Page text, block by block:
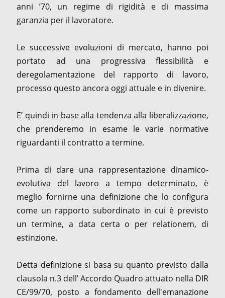
anni ’70, un regime di rigidità e di massima
garanzia per il lavoratore.
Le successive evoluzioni di mercato, hanno poi
portato ad una progressiva flessibilità e
deregolamentazione del rapporto di lavoro,
processo questo ancora oggi attuale e in divenire.
E’ quindi in base alla tendenza alla liberalizzazione,
che prenderemo in esame le varie normative
riguardanti il contratto a termine.
Prima di dare una rappresentazione dinamico-
evolutiva del lavoro a tempo determinato, è
meglio fornirne una definizione che lo configura
come un rapporto subordinato in cui è previsto
un termine, a data certa o per relationem, di
estinzione.
Detta definizione si basa su quanto previsto dalla
clausola n.3 dell’ Accordo Quadro attuato nella DIR
CE/99/70, posto a fondamento dell'emanazione